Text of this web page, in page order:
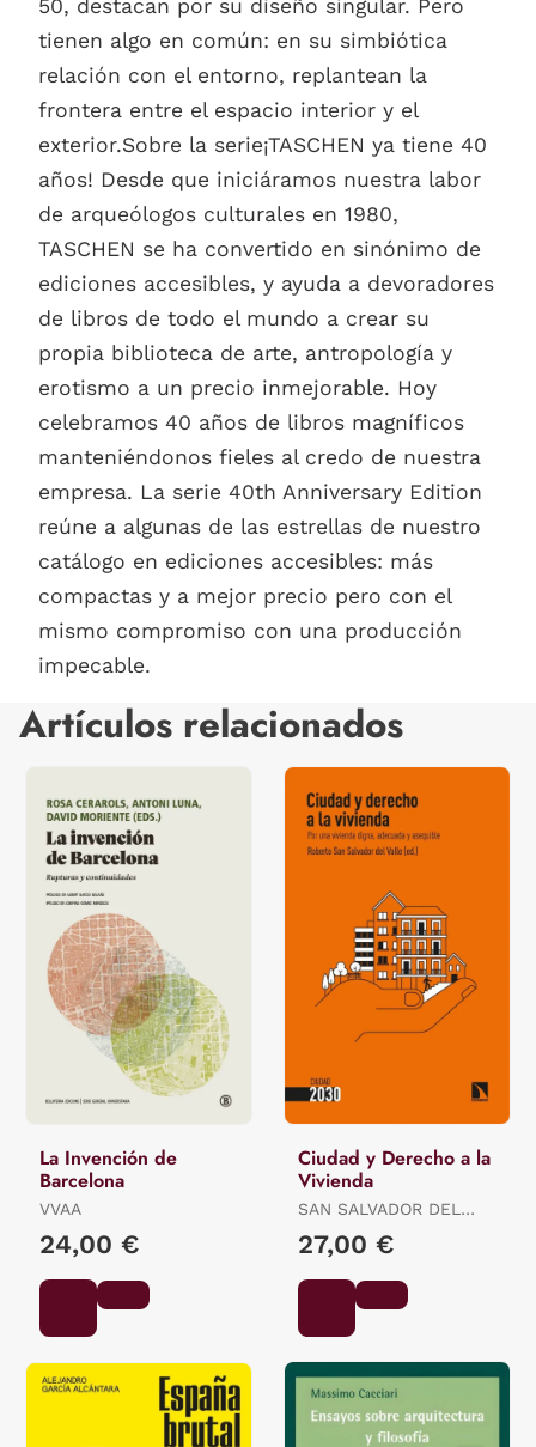
50, destacan por su diseño singular. Pero
tienen algo en común: en su simbiótica
relación con el entorno, replantean la
frontera entre el espacio interior y el
exterior.Sobre la serie¡TASCHEN ya tiene 40
años! Desde que iniciáramos nuestra labor
de arqueólogos culturales en 1980,
TASCHEN se ha convertido en sinónimo de
ediciones accesibles, y ayuda a devoradores
de libros de todo el mundo a crear su
propia biblioteca de arte, antropología y
erotismo a un precio inmejorable. Hoy
celebramos 40 años de libros magníficos
manteniéndonos fieles al credo de nuestra
empresa. La serie 40th Anniversary Edition
reúne a algunas de las estrellas de nuestro
catálogo en ediciones accesibles: más
compactas y a mejor precio pero con el
mismo compromiso con una producción
impecable.
Artículos relacionados
La Invención de
Barcelona
VVAA
24,00 €
Ciudad y Derecho a la
Vivienda
SAN SALVADOR DEL
VALLE, (ED.) ROBERTO
27,00 €